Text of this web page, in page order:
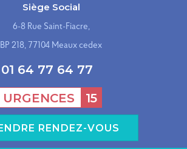
Siège Social
6-8 Rue Saint-Fiacre,
BP 218, 77104 Meaux cedex
01 64 77 64 77
URGENCES
15
RENDEZ-VOUS